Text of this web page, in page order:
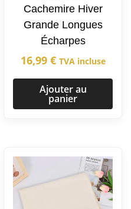
Cachemire Hiver
Grande Longues
Écharpes
16,99 € TVA incluse
Ajouter au
panier